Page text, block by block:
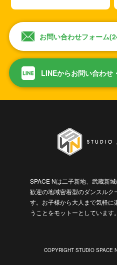
お問い合わせフォーム
LINEからお問い合わせ
SPACE Nは二子新地、武蔵新
歓迎の地域密着型のダンスルク
す。お子様から大人まで気軽に
うことをモットーとしています。
COPYRIGHT STUDIO SPACE